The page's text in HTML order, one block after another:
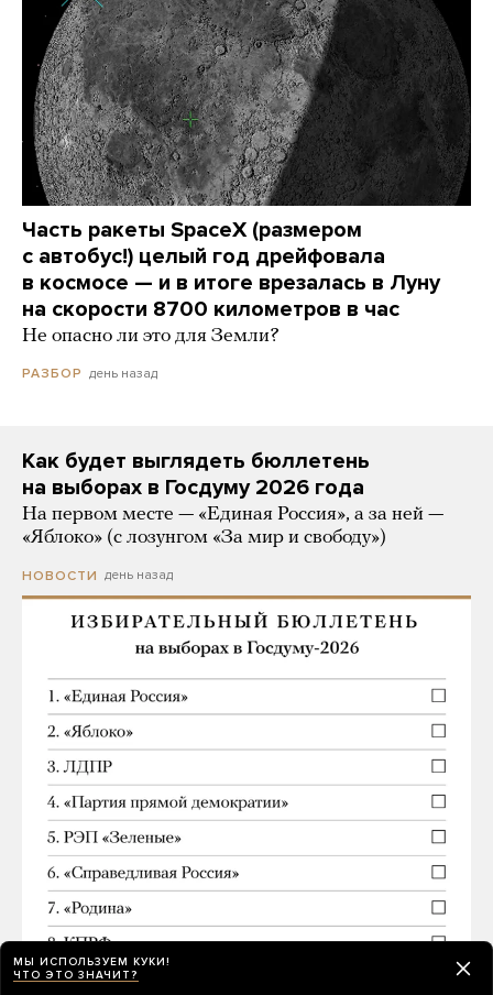
Часть ракеты SpaceX (размером
с автобус!) целый год дрейфовала
в космосе — и в итоге врезалась в Луну
на скорости 8700 километров в час
Не опасно ли это для Земли?
РАЗБОР день назад
Как будет выглядеть бюллетень
на выборах в Госдуму 2026 года
На первом месте — «Единая Россия», а за ней —
«Яблоко» (с лозунгом «За мир и свободу»)
НОВОСТИ день назад
МЫ ИСПОЛЬЗУЕМ КУКИ!
ЧТО ЭТО ЗНАЧИТ?